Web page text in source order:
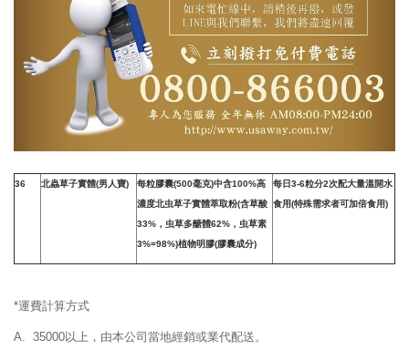
36 北蟲草子實體(男人寶)
每粒膠囊(500毫克)中含100%高
濃度北虫草子實體萃取粉(含草酸
33%，虫草多醣體62%，虫草素
3%=98%)植物明膠(膠囊成分)
每日3-6粒分2次配大量溫開水
食用(特殊需求者可加倍食用)
*運費計算方式
A. 35000以上，由本公司當地經銷或業代配送。